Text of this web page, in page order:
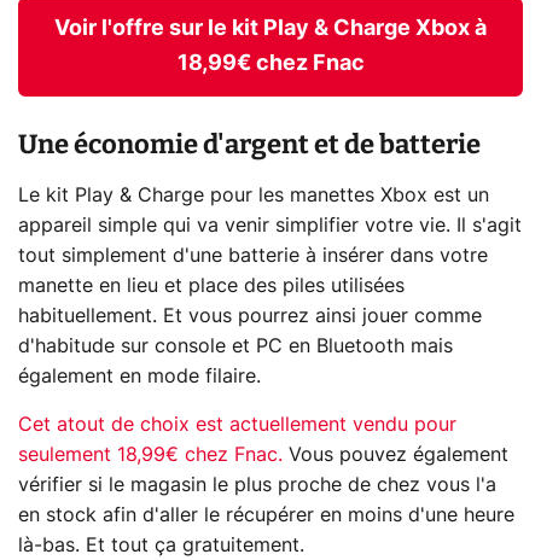
Voir l'offre sur le kit Play & Charge Xbox à
18,99€ chez Fnac
Une économie d'argent et de batterie
Le kit Play & Charge pour les manettes Xbox est un
appareil simple qui va venir simplifier votre vie. Il s'agit
tout simplement d'une batterie à insérer dans votre
manette en lieu et place des piles utilisées
habituellement. Et vous pourrez ainsi jouer comme
d'habitude sur console et PC en Bluetooth mais
également en mode filaire.
Cet atout de choix est actuellement vendu pour
seulement 18,99€ chez Fnac. Vous pouvez également
vérifier si le magasin le plus proche de chez vous l'a
en stock afin d'aller le récupérer en moins d'une heure
là-bas. Et tout ça gratuitement.